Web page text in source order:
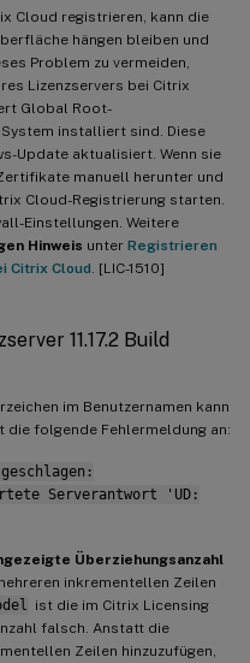
Cloud registrieren, kann die
hängen bleiben und
Problem zu vermeiden,
Lizenzservers bei Citrix
Global Root-
installiert sind. Diese
Update aktualisiert. Wenn sie
manuell herunter und
Cloud-Registrierung starten.
Einstellungen. Weitere
Hinweis unter Registrieren
Citrix Cloud . [LIC-1510]
11.17.2 Build
im Benutzernamen kann
die folgende Fehlermeldung an:
Serverantwort 'UD:
Überziehungsanzahl
inkrementellen Zeilen
ist die im Citrix Licensing
falsch. Anstatt die
Zeilen hinzuzufügen,